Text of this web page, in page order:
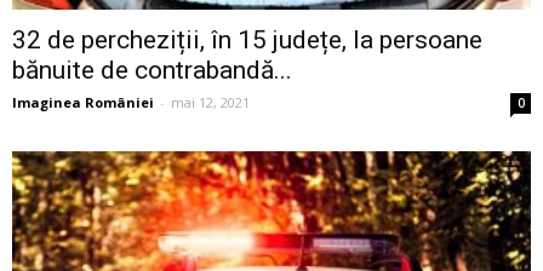
32 de percheziții, în 15 județe, la persoane
bănuite de contrabandă...
Imaginea României - mai 12, 2021 0